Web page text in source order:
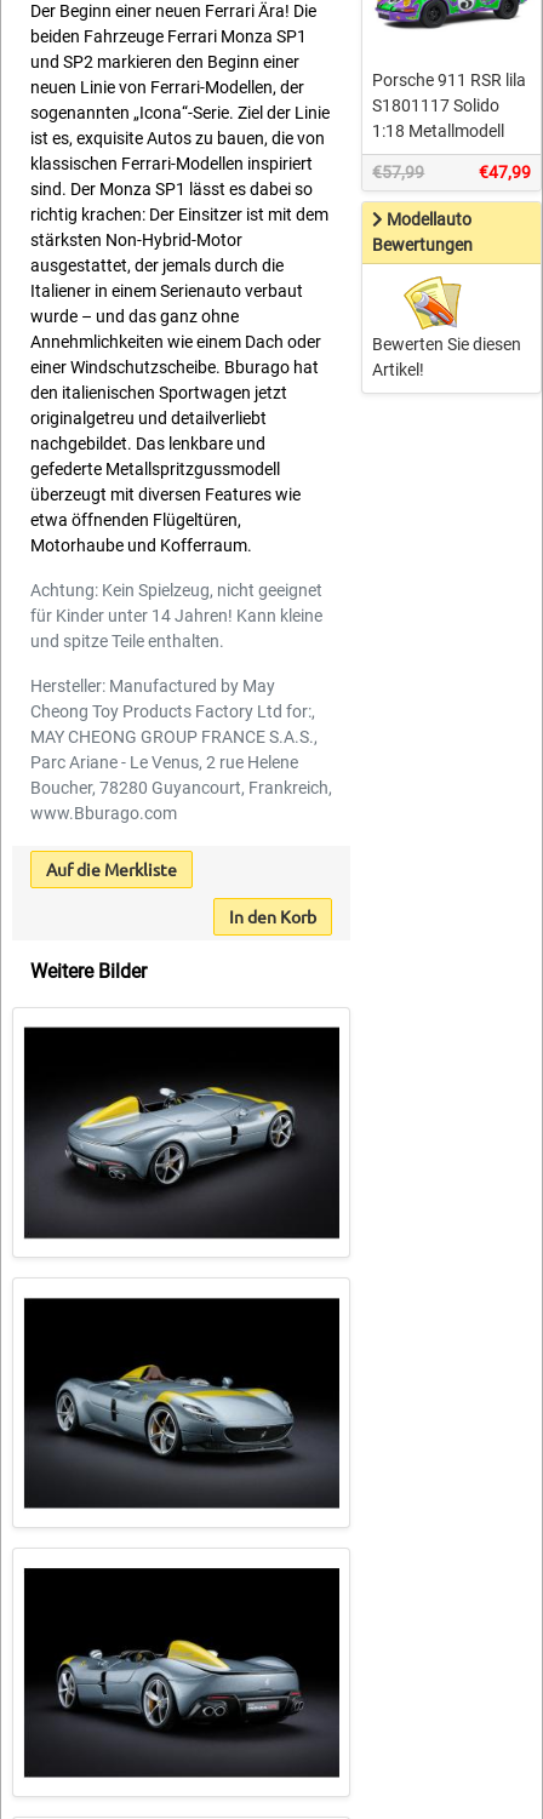
Der Beginn einer neuen Ferrari Ära! Die
beiden Fahrzeuge Ferrari Monza SP1
und SP2 markieren den Beginn einer
neuen Linie von Ferrari-Modellen, der
sogenannten „Icona“-Serie. Ziel der Linie
ist es, exquisite Autos zu bauen, die von
klassischen Ferrari-Modellen inspiriert
sind. Der Monza SP1 lässt es dabei so
richtig krachen: Der Einsitzer ist mit dem
stärksten Non-Hybrid-Motor
ausgestattet, der jemals durch die
Italiener in einem Serienauto verbaut
wurde – und das ganz ohne
Annehmlichkeiten wie einem Dach oder
einer Windschutzscheibe. Bburago hat
den italienischen Sportwagen jetzt
originalgetreu und detailverliebt
nachgebildet. Das lenkbare und
gefederte Metallspritzgussmodell
überzeugt mit diversen Features wie
etwa öffnenden Flügeltüren,
Motorhaube und Kofferraum.
Achtung: Kein Spielzeug, nicht geeignet
für Kinder unter 14 Jahren! Kann kleine
und spitze Teile enthalten.
Hersteller: Manufactured by May
Cheong Toy Products Factory Ltd for:,
MAY CHEONG GROUP FRANCE S.A.S.,
Parc Ariane - Le Venus, 2 rue Helene
Boucher, 78280 Guyancourt, Frankreich,
www.Bburago.com
Auf die Merkliste
In den Korb
Weitere Bilder
Porsche 911 RSR lila
S1801117 Solido
1:18 Metallmodell
€57,99 €47,99
Modellauto
Bewertungen
Bewerten Sie diesen
Artikel!